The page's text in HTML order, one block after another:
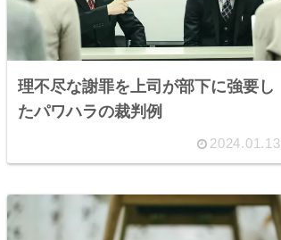
理不尽な謝罪を上司が部下に強要し
たパワハラの裁判例
2024.01.13